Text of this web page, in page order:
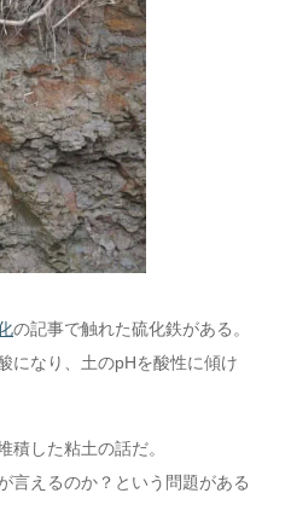
の記事で触れた硫化鉄がある。
になり、土のpHを酸性に傾け
積した粘土の話だ。
言えるのか？という問題がある